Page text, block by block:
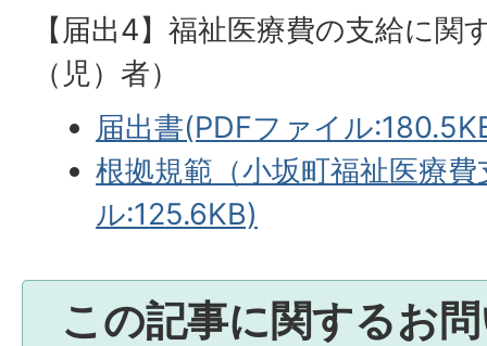
【届出4】福祉医療費の支給に関
（児）者）
届出書(PDFファイル
根拠規範（小坂町福祉医療
ル:125.6KB)
この記事に関するお